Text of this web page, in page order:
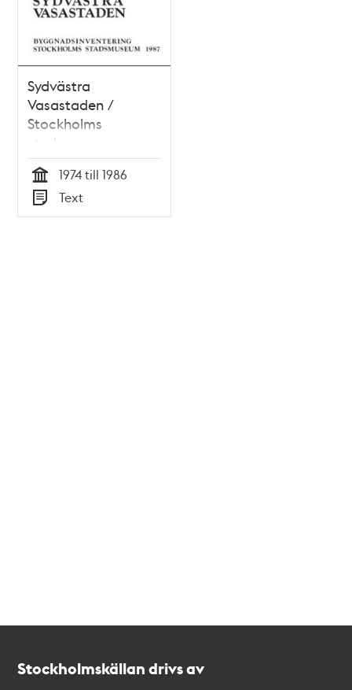
Sydvästra
Vasastaden /
Stockholms
stadsmuseum
Tid
1974 till 1986
Typ
Text
Stockholmskällan drivs av